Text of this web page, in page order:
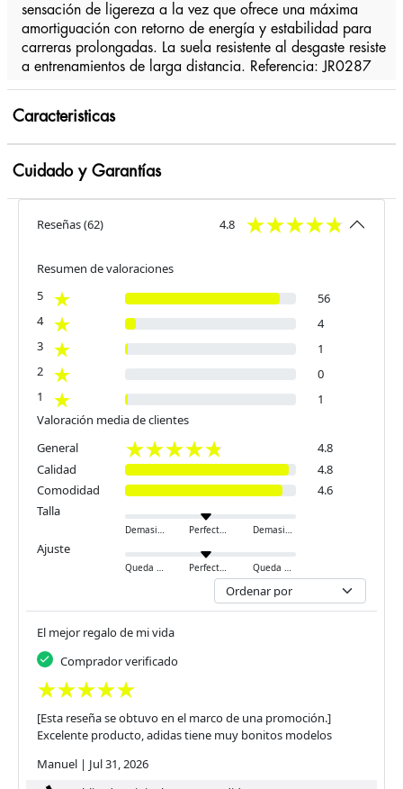
sensación de ligereza a la vez que ofrece una máxima
amortiguación con retorno de energía y estabilidad para
carreras prolongadas. La suela resistente al desgaste resiste
a entrenamientos de larga distancia. Referencia: JR0287
Caracteristicas
Cuidado y Garantías
Reseñas(62) 4.8
Resumen de valoraciones
5
56
4
4
3
1
2
0
1
1
Valoración media de clientes
General
4.8
Calidad
4.8
Comodidad
4.6
Talla
Demasiado pequeño Perfecto Demasiado grande
Ajuste
Queda ajustado Perfecto Queda holgado
El mejor regalo de mi vida
Comprador verificado
[Esta reseña se obtuvo en el marco de una promoción.]
Excelente producto, adidas tiene muy bonitos modelos
Manuel | Jul 31, 2026